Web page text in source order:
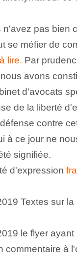
n'avez pas bien
se méfier de
lire. Par
avons
d'avocats
de la liberté
contre
à ce jour ne
signifiée.
d'expression
Textes sur la
le flyer ayant
commentaire à